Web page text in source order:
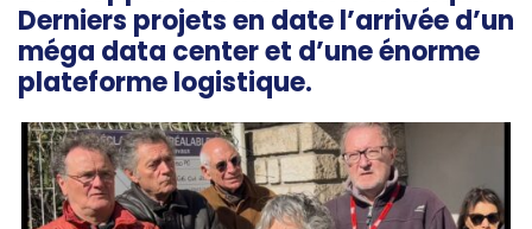
Derniers projets en date l’arrivée d’un
méga data center et d’une énorme
plateforme logistique.